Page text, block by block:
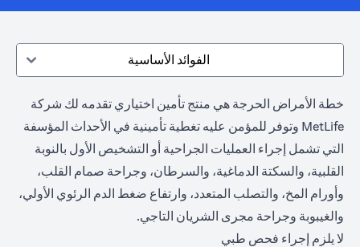
الفوائد الأساسية
خطة الأمراض الحرجة هي منتج تأمين اختياري تقدمه لك شركة
MetLife وتوفر للمؤمن عليه تغطية تأمينية في الأحداث المؤسفة
التي تشمل إجراء العمليات الجراحية أو التشخيص الأول بالنوبة
القلبية، والسكتة الدماغية، والسرطان، وجراحة صمام القلب،
وأورام المخ، والتصلب المتعدد، وارتفاع ضغط الدم الرئوي الأولي،
والغيبوبة وجراحة مجرى الشريان التاجي.
لا يلزم إجراء فحص طبي